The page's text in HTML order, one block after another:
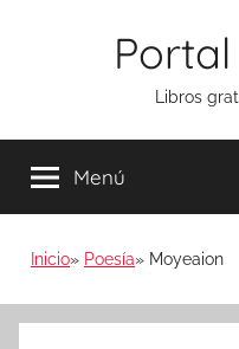
Libros
Menú
Inicio Poesía Moyeaion